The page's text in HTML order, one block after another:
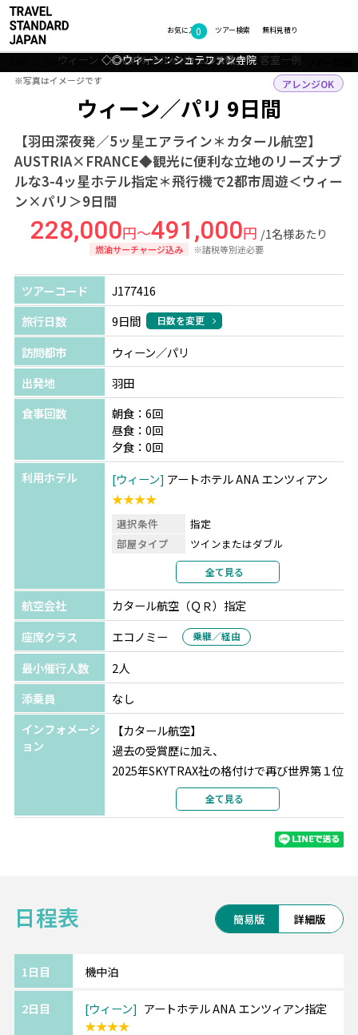
お気に入り
0 無料見積り
ツアー検索
ヨーロッパ オーストリア・フランス ウィーン・パリ
ウィーン／パリ 9日間
【羽田深夜発／5ッ星エアライン＊カタール航空】
AUSTRIA×FRANCE◆観光に便利な立地のリーズナブ
ルな3-4ッ星ホテル指定＊飛行機で2都市周遊＜ウィー
ン×パリ＞9日間
アレンジOK
228,000円～491,000円 /1名様あたり
燃油サーチャージ込み ※諸税等別途必要
◇フランス名物！マカロン
ウィーン：アートホテル ANA エンツィアン 客室一例
◇◎ウィーン：カールス教会
◇◎ウィーン：シュテファン寺院
フォトギャラリー
※写真はイメージです
※写真はイメージです
ツアーコード
J177416
旅行日数
9日間 日数を変更
訪問都市
ウィーン／パリ
出発地
羽田
食事回数
朝食：6回
昼食：0回
夕食：0回
利用ホテル
ウィーン アートホテル ANA エンツィアン
★★★★
選択条件
指定
部屋タイプ
ツインまたはダブル
2名1室利用
部屋カテゴリ
指定なし
パリ ホテル パックス オペラ
選択条件
指定
部屋タイプ
ツインまたはダブル
利用形態
部屋カテゴリ
全て見る
航空会社
カタール航空（ＱＲ）指定
座席クラス
エコノミー 乗継／経由
最小催行人数
2人
添乗員
なし
インフォメーシ
ョン
【カタール航空】
過去の受賞歴に加え、
2025年SKYTRAX社の格付けで再び世界第１位
に輝いたカタール航空。
最新鋭の機材、最高の機内サービス、一流シ
最先端のエンターテインメントをお楽しみく
《ツアーアレンジが得意です！》
欧州各都市との周遊アレンジや、宿泊数の変
ホテルアップグレード・変更もお問い合わせ
全て見る
日程表 簡易版 詳細版
1日目 機中泊
2日目 ウィーン
アートホテル ANA エンツィアン指定
★★★★